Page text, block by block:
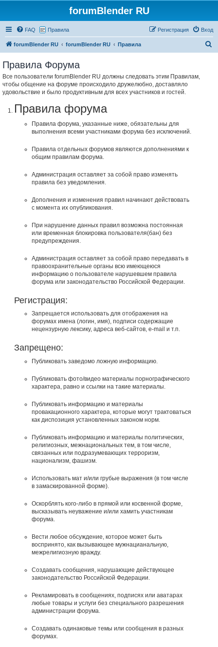
forumBlender RU
FAQ Правила Вход
Регистрация
forumBlender RU forumBlender RU Правила
Правила Форума
Все пользователи forumBlender RU должны следовать этим Правилам,
чтобы общение на форуме происходило дружелюбно, доставляло
удовольствие и было продуктивным для всех участников и гостей.
Правила форума
Правила форума, указанные ниже, обязательны для
выполнения всеми участниками форума без исключений.
Правила отдельных форумов являются дополнениями к
общим правилам форума.
Администрация оставляет за собой право изменять
правила без уведомления.
Дополнения и изменения правил начинают действовать
с момента их опубликования.
При нарушение данных правил возможна постоянная
или временная блокировка пользователя(бан) без
предупреждения.
Администрация оставляет за собой право передавать в
правоохранительные органы всю имеющеюся
информацию о пользователе нарушевшем правила
форума или законодательство Российской Федерации.
Регистрация:
Запрещается использовать для отображения на
форумах имена (логин, имя), подписи содержащие
нецензурную лексику, адреса веб-сайтов, e-mail и т.п.
Запрещено:
Публиковать заведомо ложнyю инфоpмацию.
Публиковать фото/видео материалы порнографического
характера, равно и ссылки на такие материалы.
Публиковать инфоpмацию и материалы
провакационного характера, которые могут трактоваться
как диспозиция установленных законом норм.
Публиковать информацию и материалы политических,
религиозных, межнациональных тем, в том числе,
связанных или подразумевающих терроризм,
национализм, фашизм.
Использовать мат и/или грубые выражения (в том числе
в замаскированной форме).
Оскорблять кого-либо в прямой или косвенной форме,
высказывать неуважение и/или хамить участникам
форума.
Вести любое обсуждение, которое может быть
воспринято, как вызывающее мужнацианальную,
межрелигиозную вражду.
Создавать сообщения, наpyшающие действyющее
законодательство Российской Федерации.
Рекламировать в сообщениях, подписях или аватарах
любые товары и услуги без специального разрешения
администрации форума.
Создавать одинаковые темы или сообщения в разных
форумах.